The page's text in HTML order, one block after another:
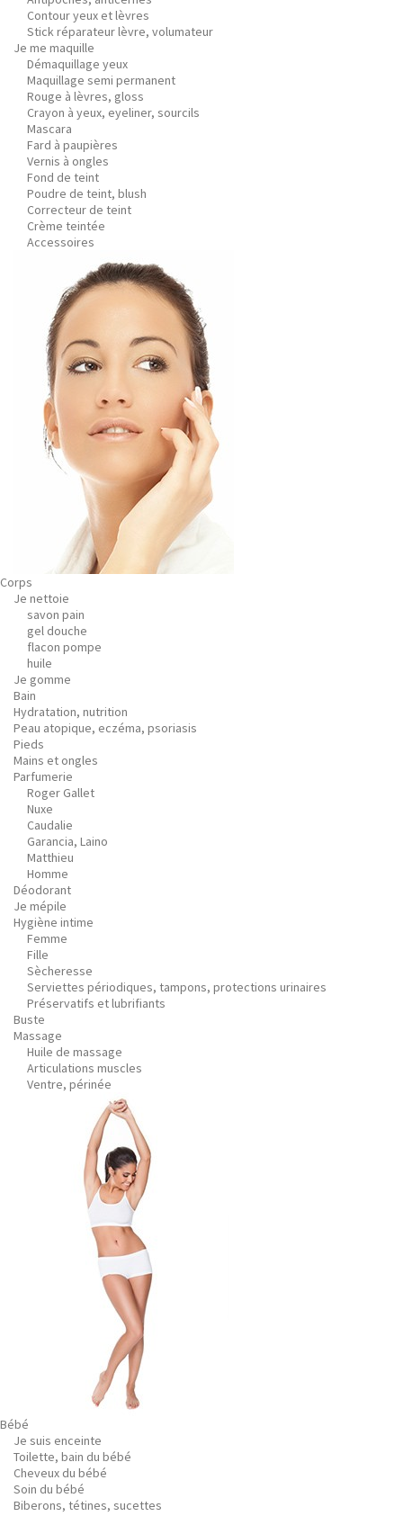
Contour yeux et lèvres
Stick réparateur lèvre, volumateur
Je me maquille
Démaquillage yeux
Maquillage semi permanent
Rouge à lèvres, gloss
Crayon à yeux, eyeliner, sourcils
Mascara
Fard à paupières
Vernis à ongles
Fond de teint
Poudre de teint, blush
Correcteur de teint
Crème teintée
Accessoires
Corps
Je nettoie
savon pain
gel douche
flacon pompe
huile
Je gomme
Bain
Hydratation, nutrition
Peau atopique, eczéma, psoriasis
Pieds
Mains et ongles
Parfumerie
Roger Gallet
Nuxe
Caudalie
Garancia, Laino
Matthieu
Homme
Déodorant
Je mépile
Hygiène intime
Femme
Fille
Sècheresse
Serviettes périodiques, tampons, protections urinaires
Préservatifs et lubrifiants
Buste
Massage
Huile de massage
Articulations muscles
Ventre, périnée
Bébé
Je suis enceinte
Toilette, bain du bébé
Cheveux du bébé
Soin du bébé
Biberons, tétines, sucettes